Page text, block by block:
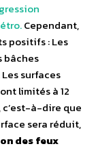
Cependant,
positifs : Les
bâches
surfaces
limités à 12
à-dire que
sera réduit,
des feux